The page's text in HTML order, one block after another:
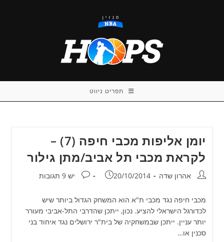
תפריט ניווט
יומן אליפות מכבי חיפה (7) –
לקראת מכבי תל אביב/מתן גילור
מחבר:אהרון שדה פורסם:
20/10/2014 תגובות:
יש 9 תגובות
מכבי חיפה נגד מכבי ת"א הוא המשחק הגדול ביותר שיש
לכדורגל הישראלי להציע. נכון, ייתכן שהדרבי התל-אביבי מעורר
יותר עניין. ייתכן שבמשחקיה של בית"ר ירושלים נגד איחוד בני
סכנין או…